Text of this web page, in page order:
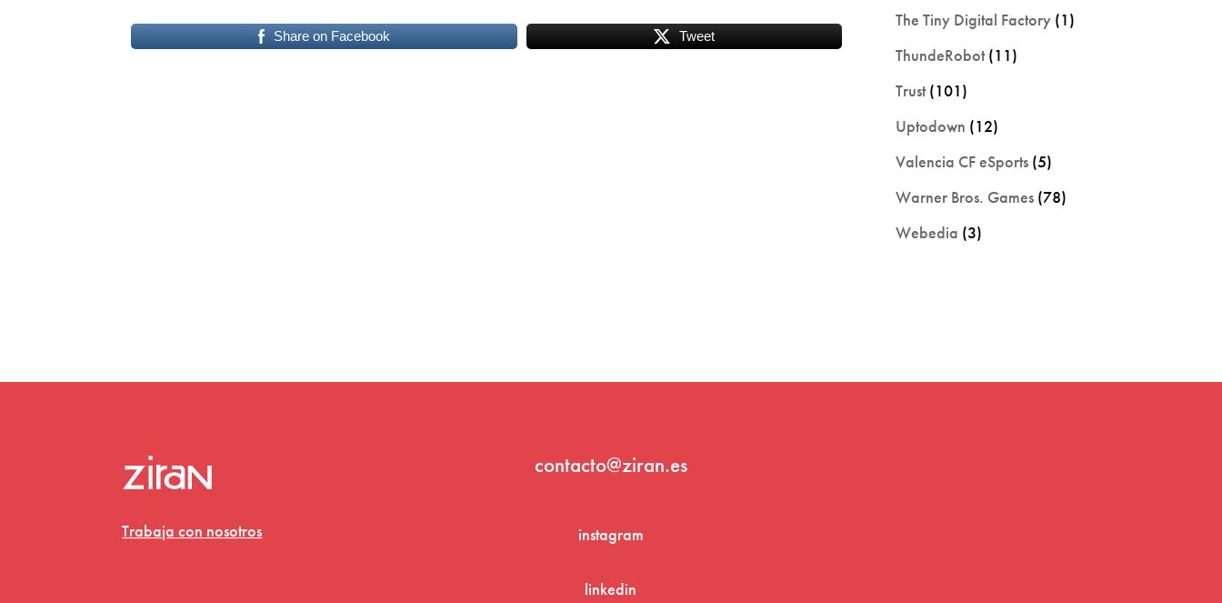
Share on Facebook Tweet
The Tiny Digital Factory (1)
ThundeRobot(11)
Trust(101)
Uptodown (12)
Valencia CF eSports (5)
Warner Bros. Games (78)
Webedia (3)
Trabaja con nosotros
contacto@ziran.es
instagram
linkedin